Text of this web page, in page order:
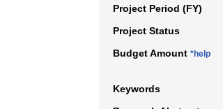
Project Period (FY)
Project Status
Budget Amount *help
Keywords